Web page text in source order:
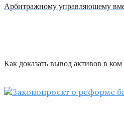
Арбитражному управляющему
Как доказать вывод активов в